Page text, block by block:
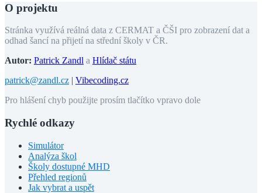
O projektu
Stránka využívá reálná data z CERMAT a ČŠI pro zobrazení dat a
odhad šancí na přijetí na střední školy v ČR.
Autor: Patrick Zandl a Hlídač státu
patrick@zandl.cz | Vibecoding.cz
Pro hlášení chyb použijte prosím tlačítko vpravo dole
Rychlé odkazy
Simulátor
Analýza škol
Školy dostupné MHD
Přehled regionů
Jak vybrat a uspět